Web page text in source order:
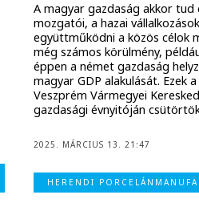
A magyar gazdaság akkor tud
mozgatói, a hazai
együttműködni a közös célok
még számos körülmény,
éppen a német gazdaság
magyar GDP alakulását. Ezek
Veszprém Vármegyei
gazdasági évnyitóján
2025. MÁRCIUS 13. 21:47
HERENDI